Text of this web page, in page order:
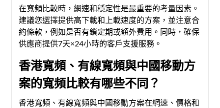
在寬頻比較時，網速和穩定性是最重要的考量因素。
建議您選擇提供高下載和上載速度的方案，並注意合
約條款，例如是否有鎖定期或額外費用。同時，確保
供應商提供7天×24小時的客戶支援服務。
香港寬頻、有線寬頻與中國移動方
案的寬頻比較有哪些不同？
香港寬頻、有線寬頻與中國移動方案在網速、價格和